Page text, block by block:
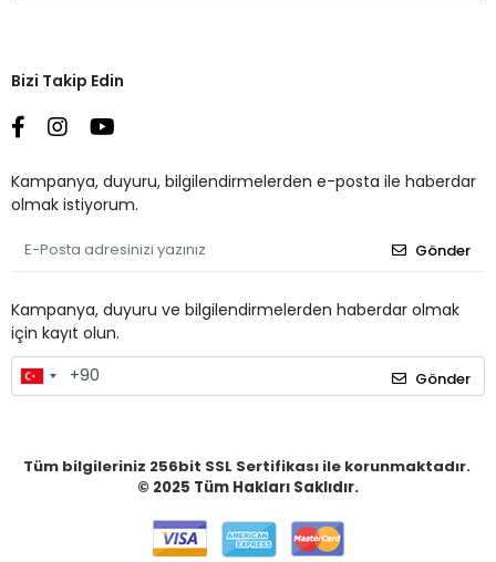
Bizi Takip Edin
Kampanya, duyuru, bilgilendirmelerden e-posta ile haberdar
olmak istiyorum.
Gönder
Kampanya, duyuru ve bilgilendirmelerden haberdar olmak
için kayıt olun.
Gönder
Tüm bilgileriniz 256bit SSL Sertifikası ile korunmaktadır.
© 2025 Tüm Hakları Saklıdır.